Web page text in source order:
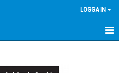
LOGGA IN